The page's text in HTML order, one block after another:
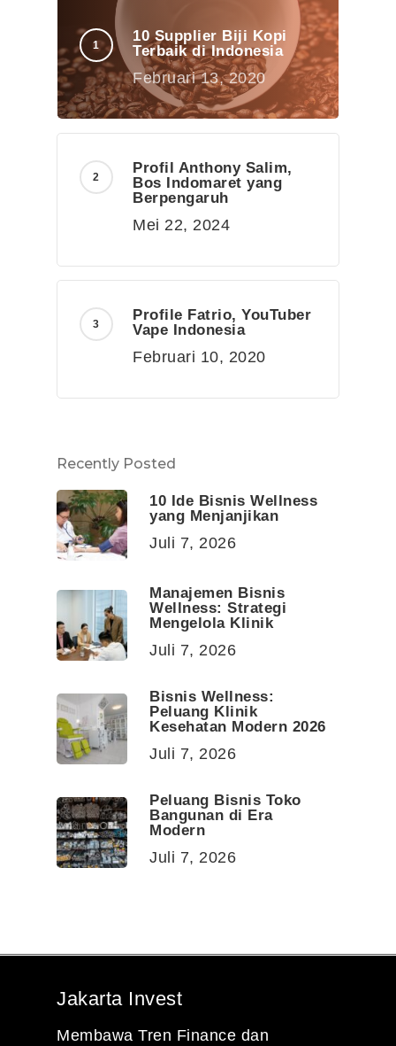
10 Supplier Biji Kopi
Terbaik di Indonesia
Februari 13, 2020
Profil Anthony Salim,
Bos Indomaret yang
Berpengaruh
Mei 22, 2024
Profile Fatrio, YouTuber
Vape Indonesia
Februari 10, 2020
Recently Posted
10 Ide Bisnis Wellness
yang Menjanjikan
Juli 7, 2026
Manajemen Bisnis
Wellness: Strategi
Mengelola Klinik
Juli 7, 2026
Bisnis Wellness:
Peluang Klinik
Kesehatan Modern 2026
Juli 7, 2026
Peluang Bisnis Toko
Bangunan di Era
Modern
Juli 7, 2026
Jakarta Invest
Membawa Tren Finance dan